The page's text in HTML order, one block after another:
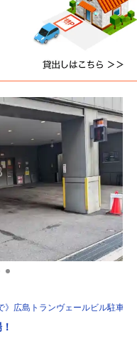
》広島トランヴェールビル駐車